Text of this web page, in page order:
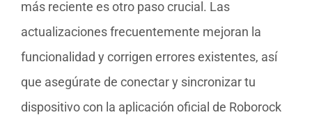
más reciente es otro paso crucial. Las
actualizaciones frecuentemente mejoran la
funcionalidad y corrigen errores existentes, así
que asegúrate de conectar y sincronizar tu
dispositivo con la aplicación oficial de Roborock